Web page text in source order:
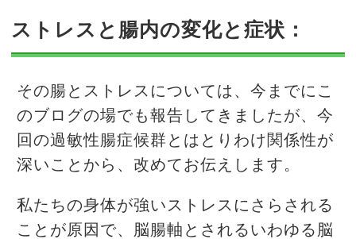
ストレスと腸内の変化と症状：
その腸とストレスについては、今までにこ
のブログの場でも報告してきましたが、今
回の過敏性腸症候群とはとりわけ関係性が
深いことから、改めてお伝えします。
私たちの身体が強いストレスにさらされる
ことが原因で、脳腸軸とされるいわゆる脳